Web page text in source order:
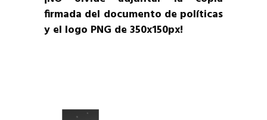
firmada del documento de políticas
y el logo PNG de 350x150px!